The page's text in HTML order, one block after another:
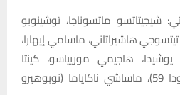
شيجيتاتسو ماتسوناجا، توشينوبو
هاشيراتاني، ماسامي إيهارا،
هاجيمي موريياسو، كينتا
هاسيجاوا (ماساهيرو فوكودا 59)، ماساشي ناكاياما (نوبوهيرو